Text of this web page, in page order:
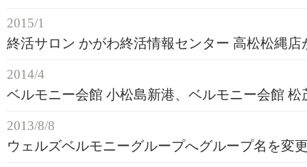
2015/1
終活サロン かがわ終活情報センター 高松松縄
2014/4
ベルモニー会館 小松島新港、ベルモニー会館
2013/8/8
ウェルズベルモニーグループへグループ名を変